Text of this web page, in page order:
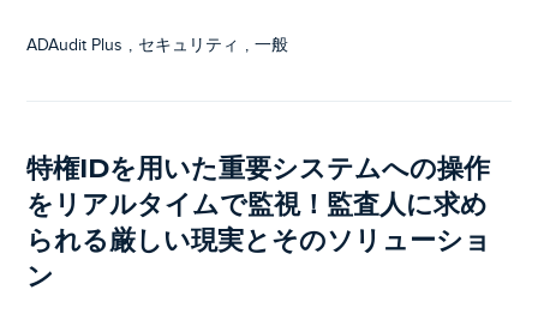
ADAudit Plus , セキュリティ , 一般
特権IDを用いた重要システムへの操作
をリアルタイムで監視！監査人に求め
られる厳しい現実とそのソリューショ
ン